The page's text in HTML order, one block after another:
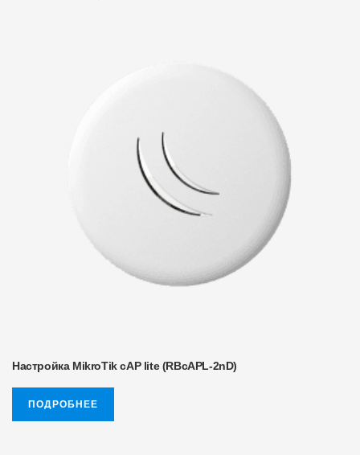
Настройка MikroTik cAP lite (RBcAPL-2nD)
ПОДРОБНЕЕ